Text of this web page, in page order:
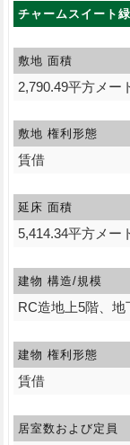
チャームスイート
敷地 面積
2,790.49平方メー
敷地 権利形態
賃借
延床 面積
5,414.34平方メー
建物 構造/規模
RC造地上5階、地
建物 権利形態
賃借
居室数および定員